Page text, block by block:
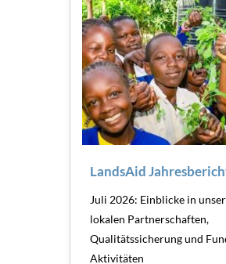
LandsAid
Juli 2026: Einblicke in
lokalen Partnerschaften,
Qualitätssicherung und
Aktivitäten